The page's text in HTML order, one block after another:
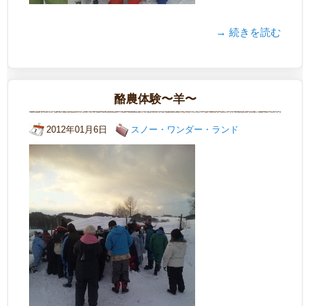
→ 続きを読む
酪農体験〜羊〜
2012年01月6日 スノー・ワンダー・ランド